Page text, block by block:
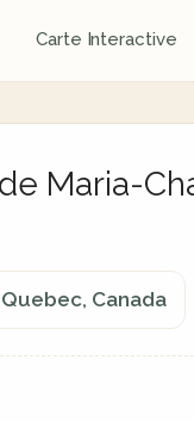
Carte Interactive
Maria-
Canada